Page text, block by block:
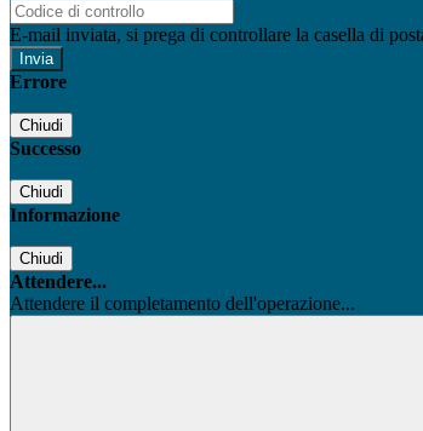
E-mail inviata, si prega di controllare la casella di
Errore
Chiudi
Successo
Chiudi
Informazione
Chiudi
Attendere...
Attendere il completamento dell'operazione...